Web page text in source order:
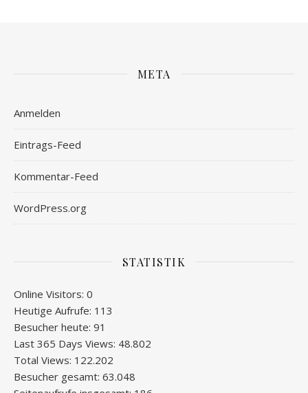
META
Anmelden
Eintrags-Feed
Kommentar-Feed
WordPress.org
STATISTIK
Online Visitors: 0
Heutige Aufrufe: 113
Besucher heute: 91
Last 365 Days Views: 48.802
Total Views: 122.202
Besucher gesamt: 63.048